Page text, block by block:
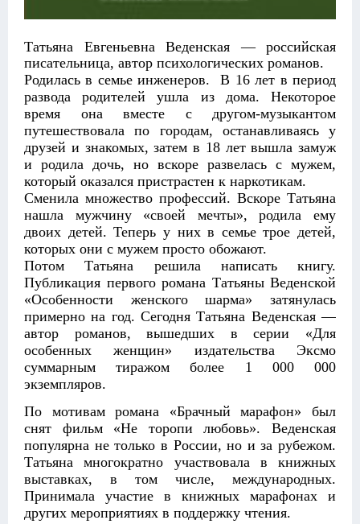
Татьяна Евгеньевна Веденская — российская
писательница, автор психологических романов.
Родилась в семье инженеров. В 16 лет в период
развода родителей ушла из дома. Некоторое
время она вместе с другом-музыкантом
путешествовала по городам, останавливаясь у
друзей и знакомых, затем в 18 лет вышла замуж
и родила дочь, но вскоре развелась с мужем,
который оказался пристрастен к наркотикам.
Сменила множество профессий. Вскоре Татьяна
нашла мужчину «своей мечты», родила ему
двоих детей. Теперь у них в семье трое детей,
которых они с мужем просто обожают.
Потом Татьяна решила написать книгу.
Публикация первого романа Татьяны Веденской
«Особенности женского шарма» затянулась
примерно на год. Сегодня Татьяна Веденская —
автор романов, вышедших в серии «Для
особенных женщин» издательства Эксмо
суммарным тиражом более 1 000 000
экземпляров.
По мотивам романа «Брачный марафон» был
снят фильм «Не торопи любовь». Веденская
популярна не только в России, но и за рубежом.
Татьяна многократно участвовала в книжных
выставках, в том числе, международных.
Принимала участие в книжных марафонах и
других мероприятиях в поддержку чтения.